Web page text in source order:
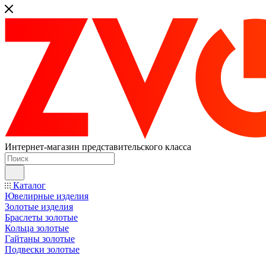
Интернет-магазин представительского класса
Каталог
Ювелирные изделия
Золотые изделия
Браслеты золотые
Кольца золотые
Гайтаны золотые
Подвески золотые